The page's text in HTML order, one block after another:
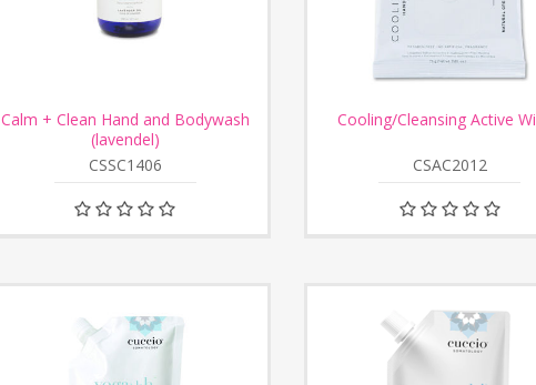
Calm + Clean Hand and Bodywash
(lavendel)
CSSC1406
Cooling/Cleansing Active
CSAC2012